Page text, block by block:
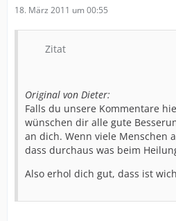
18. März 2011 um 00:55
Zitat
Original von Dieter:
Falls du unsere Kommentare
wünschen dir alle gute
an dich. Wenn viele Menschen
dass durchaus was beim
Also erhol dich gut, dass ist